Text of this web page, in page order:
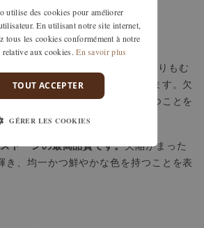
が設けられています。
度の品質を指します。
のものです。大手再販業者よりもむ
な宝石商によって特に使用されます。欠
、色が鮮やかな優れた品質を持つことを
トーンの最高品質です。欠陥がまった
き、均一かつ鮮やかな色を持つことを表
utilise des cookies pour améliorer
En utilisant notre site internet,
tous les cookies conformément à notre
aux cookies. En savoir plus
TOUT ACCEPTER
GÉRER LES COOKIES